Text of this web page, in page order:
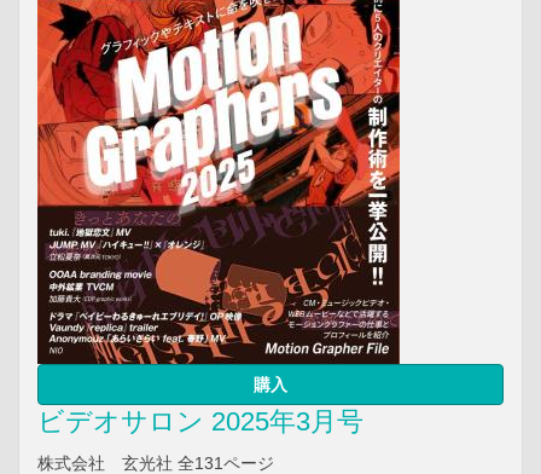
購入
ビデオサロン 2025年3月号
株式会社 玄光社 全131ページ